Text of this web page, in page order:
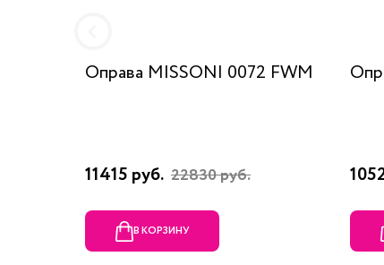
Оправа MISSONI 0072 FWM
11415 руб. 22830 руб.
В КОРЗИНУ